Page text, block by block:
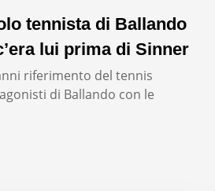
tennista di Ballando
lui prima di Sinner
riferimento del tennis
di Ballando con le